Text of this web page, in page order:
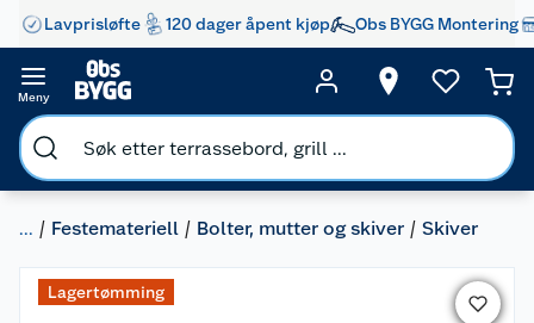
Lavprisløfte 120 dager åpent kjøp Obs BYGG Montering
Meny
... Festemateriell Bolter, mutter og skiver Skiver
Lagertømming